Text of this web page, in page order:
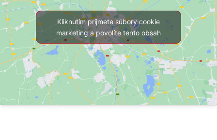
Kliknutím prijmete súbory cookie
marketing a povolíte tento obsah